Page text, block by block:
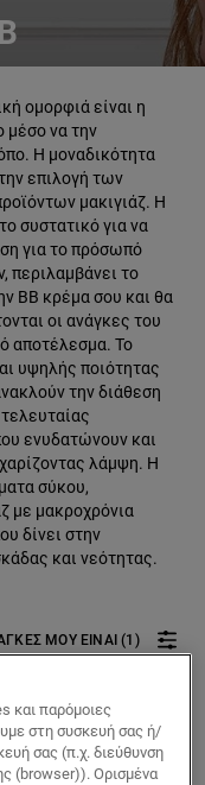
ομορφιά είναι η
μέσο να την
Η μοναδικότητα
επιλογή των
μακιγιάζ. Η
συστατικό για να
για το πρόσωπό
περιλαμβάνει το
BB κρέμα σου και θα
οι ανάγκες του
αποτέλεσμα. Το
υψηλής ποιότητας
την διάθεση
ενυδατώνουν και
λάμψη. Η
σύκου,
με μακροχρόνια
δίνει στην
και νεότητας.
ΜΟΥ ΕΙΝΑΙ (1)
και παρόμοιες
στη συσκευή σας ή/
σας (π.χ. διεύθυνση
(browser)). Ορισμένα